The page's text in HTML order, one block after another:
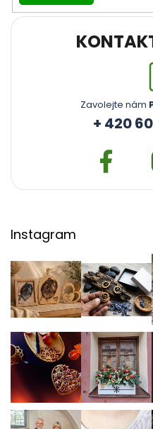
Zavolejte nám
+ 420
Instagram